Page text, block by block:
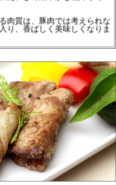
肉質は、豚肉では考えられな
り、香ばしく美味しくなりま